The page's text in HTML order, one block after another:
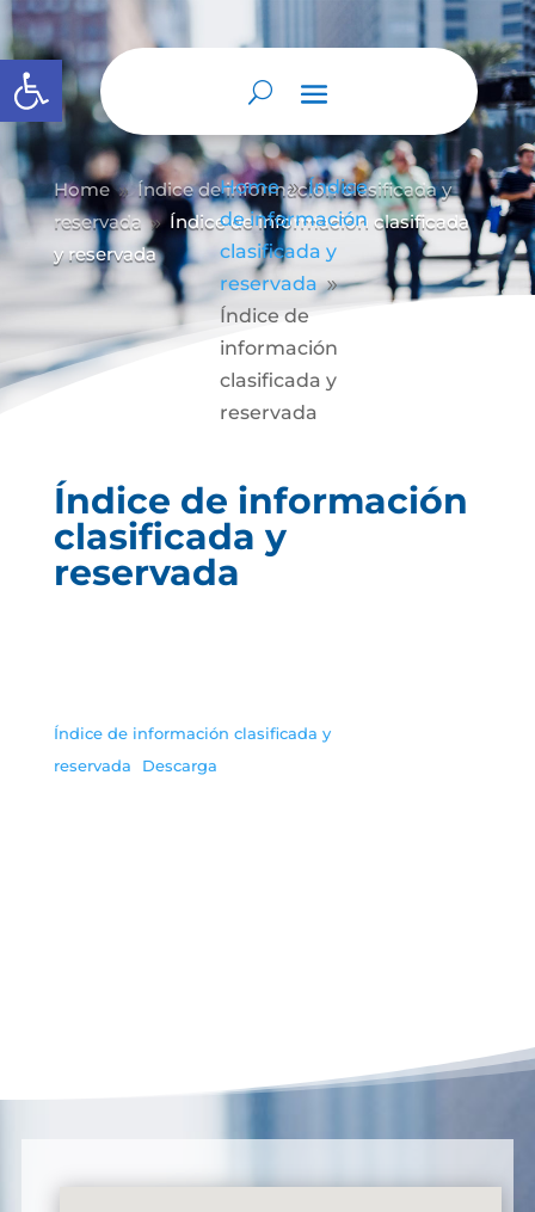
Abrir barra de herramientas
Home 9 Índice
de información
clasificada y
reservada 9
Índice de
información
clasificada y
reservada
Home 9 Índice de información clasificada y
reservada 9 Índice de información clasificada
y reservada
Índice de información
clasificada y
reservada
Índice de información clasificada y
reservada
Descarga